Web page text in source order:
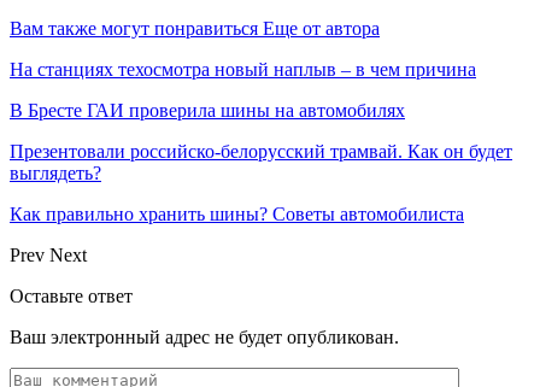
Вам также могут понравиться Еще от автора
На станциях техосмотра новый наплыв – в чем причина
В Бресте ГАИ проверила шины на автомобилях
Презентовали российско-белорусский трамвай. Как он будет
выглядеть?
Как правильно хранить шины? Советы автомобилиста
Prev Next
Оставьте ответ
Ваш электронный адрес не будет опубликован.